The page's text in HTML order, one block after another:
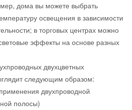
дома вы можете выбрать
освещения в зависимости
в торговых центрах можно
эффекты на основе разных
двухцветных
следующим образом:
двухпроводной
полосы)